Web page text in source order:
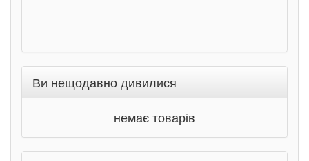
Ви нещодавно дивилися
немає товарів